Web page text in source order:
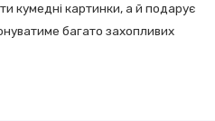
кумеднi картинки, а й подарує
багато захопливих